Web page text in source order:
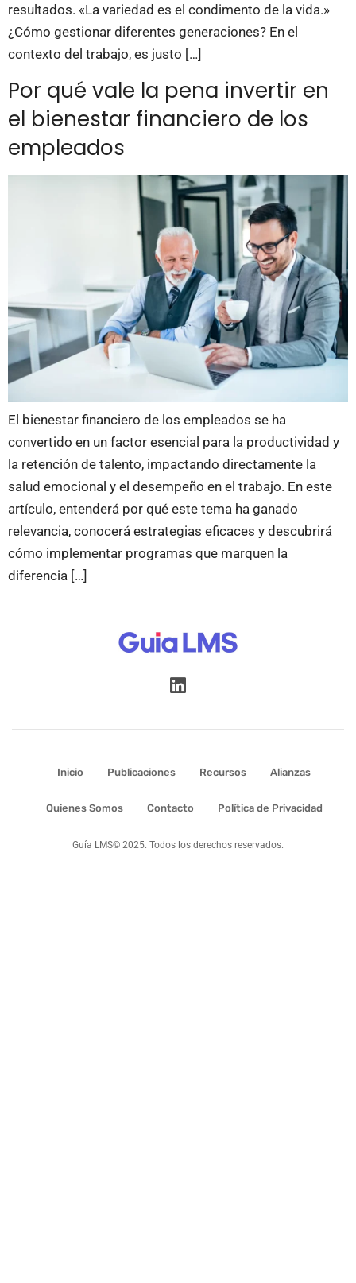
resultados. «La variedad es el condimento de la vida.»
¿Cómo gestionar diferentes generaciones? En el
contexto del trabajo, es justo […]
Por qué vale la pena invertir en
el bienestar financiero de los
empleados
El bienestar financiero de los empleados se ha
convertido en un factor esencial para la productividad y
la retención de talento, impactando directamente la
salud emocional y el desempeño en el trabajo. En este
artículo, entenderá por qué este tema ha ganado
relevancia, conocerá estrategias eficaces y descubrirá
cómo implementar programas que marquen la
diferencia […]
Inicio Publicaciones Recursos Alianzas
Quienes Somos Contacto Política de Privacidad
Guía LMS© 2025. Todos los derechos reservados.